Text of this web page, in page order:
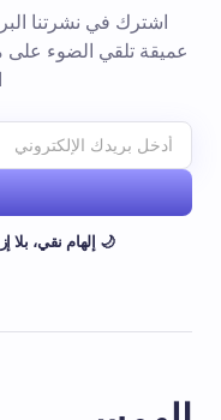
اشترك في نشرتنا
عميقة تلقي الضوء على
🌙 إلهام نقي،